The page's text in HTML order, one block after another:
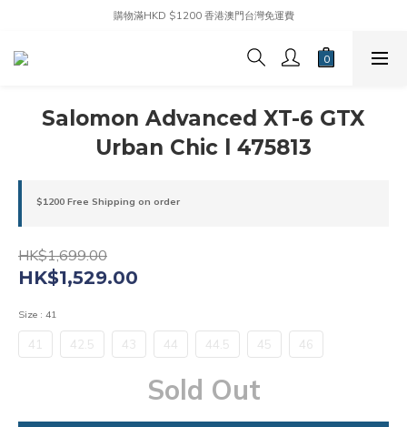
購物滿HKD $1200 香港澳門台灣免運費
Salomon Advanced XT-6 GTX
Urban Chic l 475813
$1200 Free Shipping on order
HK$1,699.00
HK$1,529.00
Size : 41
41 42.5 43 44 44.5 45 46
Sold Out